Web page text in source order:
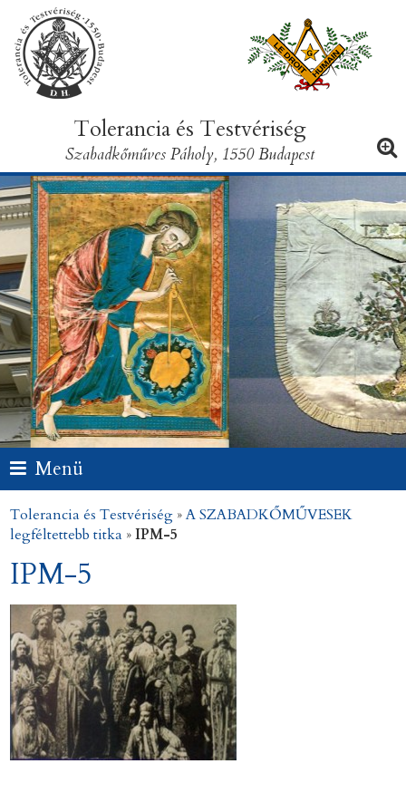
Tolerancia és Testvériség
Szabadkőműves Páholy, 1550 Budapest
Menü
Tolerancia és Testvériség »A SZABADKŐMŰVESEK
legféltettebb titka »IPM-5
IPM-5